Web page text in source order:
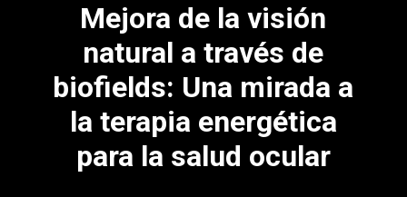
Mejora de la visión
natural a través de
biofields: Una mirada a
la terapia energética
para la salud ocular